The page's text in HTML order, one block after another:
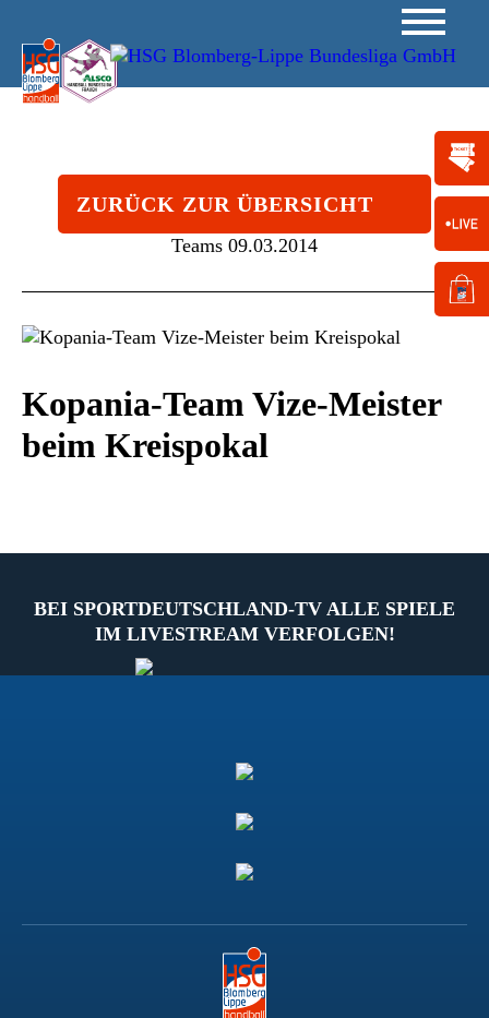
ZURÜCK ZUR ÜBERSICHT
Teams 09.03.2014
Kopania-Team Vize-Meister
beim Kreispokal
BEI SPORTDEUTSCHLAND-TV ALLE SPIELE
IM LIVESTREAM VERFOLGEN!